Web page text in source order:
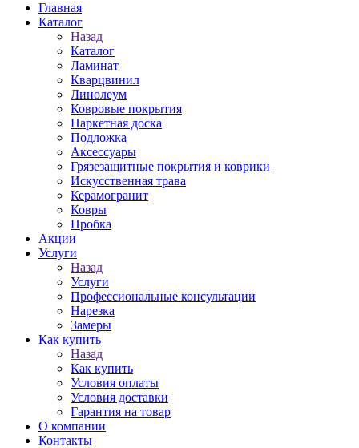
Главная
Каталог
Назад
Каталог
Ламинат
Кварцвинил
Линолеум
Ковровые покрытия
Паркетная доска
Подложка
Аксессуары
Грязезащитные покрытия и коврики
Искусственная трава
Керамогранит
Ковры
Пробка
Акции
Услуги
Назад
Услуги
Профессиональные консультации
Нарезка
Замеры
Как купить
Назад
Как купить
Условия оплаты
Условия доставки
Гарантия на товар
О компании
Контакты